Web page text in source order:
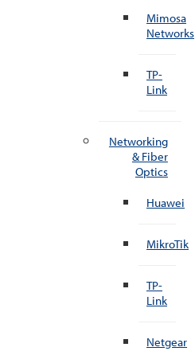
Mimosa
Networks
TP-
Link
Networking
& Fiber
Optics
Huawei
MikroTik
TP-
Link
Netgear